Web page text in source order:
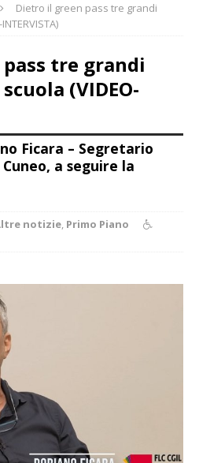
Dietro il green pass tre grandi
tre grandi
(VIDEO-
Ficara – Segretario
a seguire la
notizie, Primo Piano